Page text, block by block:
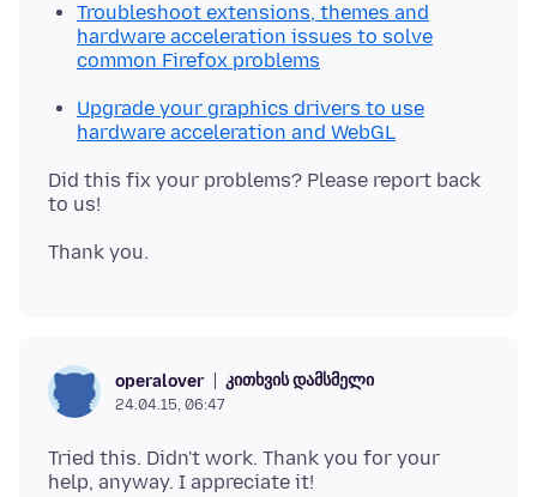
Troubleshoot extensions, themes and
hardware acceleration issues to solve
common Firefox problems
Upgrade your graphics drivers to use
hardware acceleration and WebGL
Did this fix your problems? Please report back
operalover კითხვის დამსმელი
24.04.15, 06:47
Tried this. Didn't work. Thank you for your